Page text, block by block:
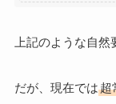
上記のような自
だが、現在では超